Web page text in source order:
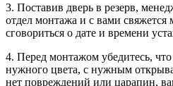
3. Поставив дверь в резерв,
отдел монтажа и с вами свяжется
сговориться о дате и времени
4. Перед монтажом убедитесь,
нужного цвета, с нужным
нет повреждений или царапин,